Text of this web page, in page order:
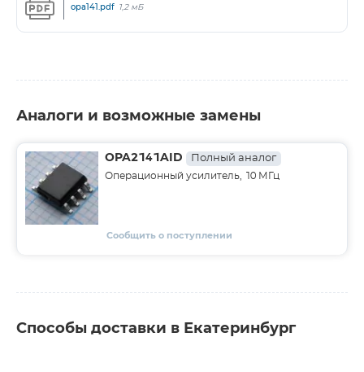
opa141.pdf 1,2 мБ
Аналоги и возможные замены
OPA2141AID Полный аналог
Операционный усилитель, 10 МГц
Сообщить о поступлении
Способы доставки в Екатеринбург